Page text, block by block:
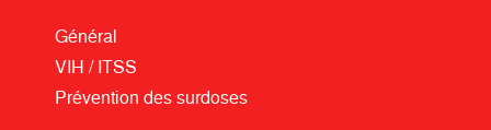
Général
VIH / ITSS
Prévention des surdoses